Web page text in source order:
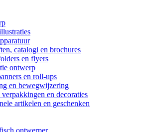
catalogi en brochures
en flyers
ontwerp
en roll-ups
en bewegwijzering
en decoraties
artikelen en geschenken
ontwerper